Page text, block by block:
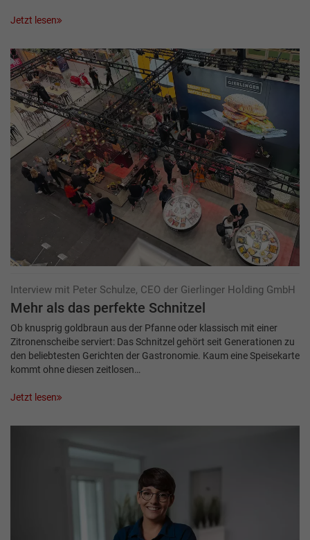
Jetzt lesen
Interview mit Peter Schulze, CEO der Gierlinger Holding GmbH
Mehr als das perfekte Schnitzel
Ob knusprig goldbraun aus der Pfanne oder klassisch mit einer
Zitronenscheibe serviert: Das Schnitzel gehört seit Generationen zu
den beliebtesten Gerichten der Gastronomie. Kaum eine Speisekarte
kommt ohne diesen zeitlosen…
Jetzt lesen